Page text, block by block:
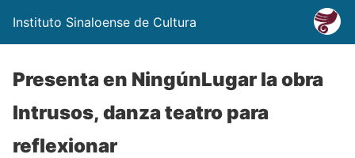
Instituto Sinaloense de Cultura
Presenta en NingúnLugar la obra
Intrusos, danza teatro para
reflexionar